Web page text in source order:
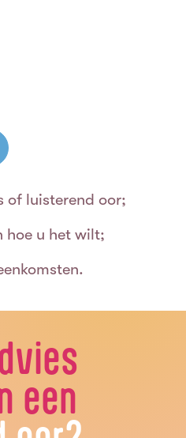
of luisterend oor;
hoe u het wilt;
een